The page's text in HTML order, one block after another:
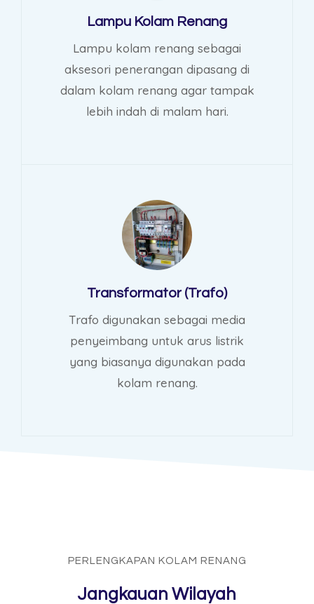
Lampu Kolam Renang
Lampu kolam renang sebagai
aksesori penerangan dipasang di
dalam kolam renang agar tampak
lebih indah di malam hari.
Transformator (Trafo)
Trafo digunakan sebagai media
penyeimbang untuk arus listrik
yang biasanya digunakan pada
kolam renang.
PERLENGKAPAN KOLAM RENANG
Jangkauan Wilayah